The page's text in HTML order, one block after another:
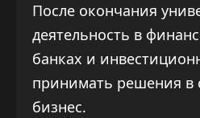
После окончания
деятельность в
банках и
принимать решения в
бизнес.